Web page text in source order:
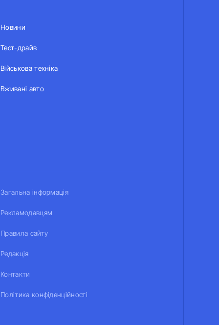
Новини
Тест-драйв
Військова техніка
Вживані авто
Загальна інформація
Рекламодавцям
Правила сайту
Редакція
Контакти
Політика конфіденційності